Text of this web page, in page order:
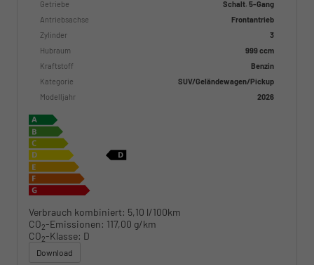
Getriebe
Schalt. 5-Gang
Antriebsachse
Frontantrieb
Zylinder
3
Hubraum
999 ccm
Kraftstoff
Benzin
Kategorie
SUV/Geländewagen/Pickup
Modelljahr
2026
Verbrauch kombiniert: 5,10 l/100km
CO2-Emissionen: 117,00 g/km
CO2-Klasse: D
Download